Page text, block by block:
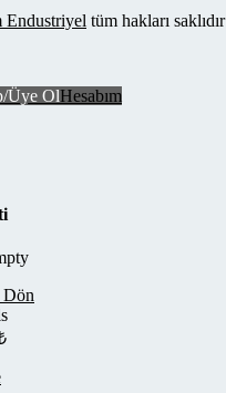
Endustriyel tüm hakları saklıdır
Üye OlHesabım
Dön